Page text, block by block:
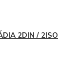
2DIN / 2ISO